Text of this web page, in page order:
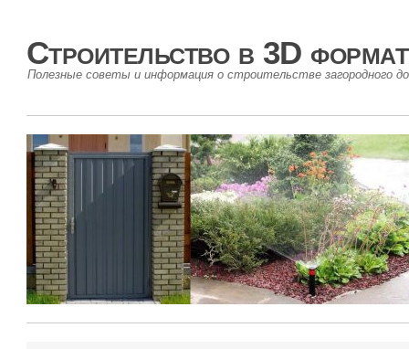
Строительство в 3D
Полезные советы и информация о строительстве загородного